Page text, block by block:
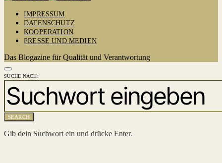
IMPRESSUM
DATENSCHUTZ
KOOPERATION
PRESSE UND MEDIEN
Das Blogazine für Qualität und Verantwortung
SUCHE NACH:
SEARCH
Gib dein Suchwort ein und drücke Enter.